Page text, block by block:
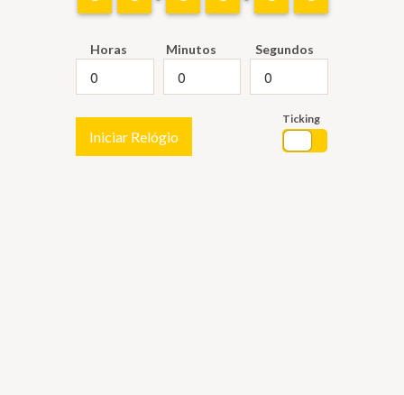
Horas Minutos Segundos
Iniciar Relógio
Ticking